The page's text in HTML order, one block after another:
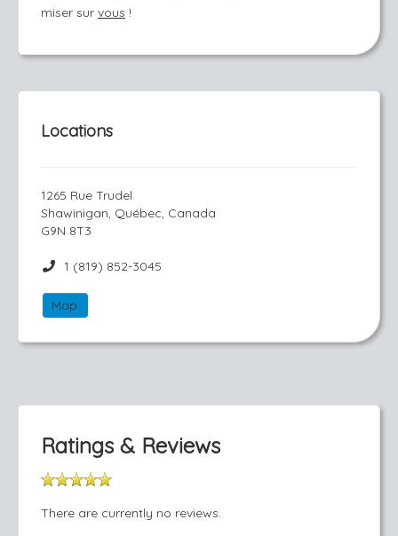
miser sur vous !
Locations
1265 Rue Trudel
Shawinigan, Québec, Canada
G9N 8T3
1 (819) 852-3045
Map
Ratings & Reviews
There are currently no reviews.